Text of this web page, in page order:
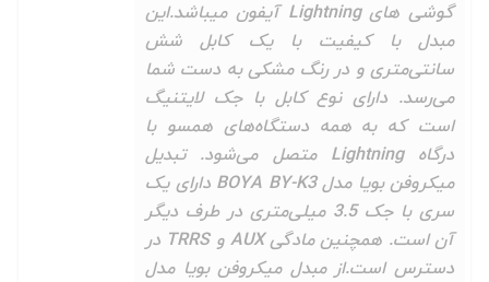
گوشی های Lightning آیفون میباشد.این
مبدل با کیفیت با یک کابل شش
سانتی‌متری و در رنگ مشکی به دست شما
می‌رسد. دارای نوع کابل با جک لایتنیگ
است که به همه دستگاه‌های همسو با
درگاه Lightning متصل می‌شود. تبدیل
میکروفن بویا مدل BOYA BY-K3 دارای یک
سری با جک 3.5 میلی‌متری در طرف دیگر
آن است. همچنین مادگی AUX و TRRS در
دسترس است.از مبدل میکروفن بویا مدل